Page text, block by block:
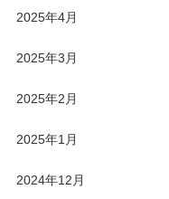
2025年4月
2025年3月
2025年2月
2025年1月
2024年12月